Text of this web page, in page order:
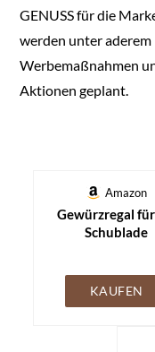
GENUSS für die
werden unter
Werbemaßnahmen
Aktionen geplant.
Amazon
Gewürzregal
Schublade
KAUFEN